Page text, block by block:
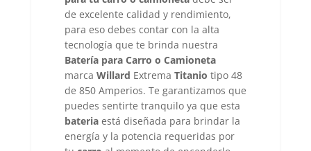
de excelente calidad y rendimiento,
para eso debes contar con la alta
tecnología que te brinda nuestra
Batería para Carro o Camioneta
marca Willard Extrema Titanio tipo 48
de 850 Amperios. Te garantizamos que
puedes sentirte tranquilo ya que esta
bateriaestá diseñada para brindar la
energía y la potencia requeridas por